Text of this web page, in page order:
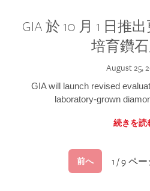
GIA 於 10 月 1 日推
培育鑽
August 25,
GIA will launch revised
laboratory-grown
続きを読
前へ 1 / 9 ペ